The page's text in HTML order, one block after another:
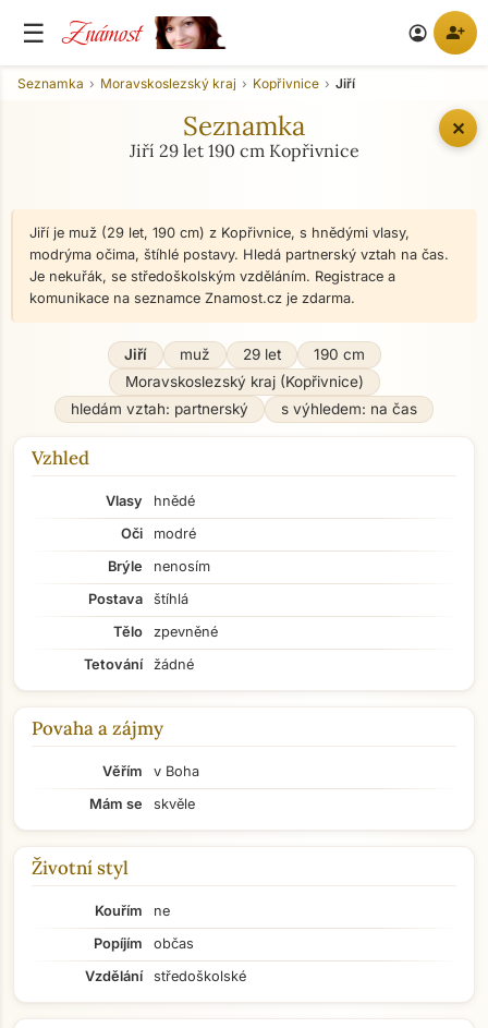
☰ Známost account_circle person_add
✕
Seznamka Moravskoslezský kraj Kopřivnice Jiří
Seznamka
Jiří 29 let 190 cm Kopřivnice
Jiří je muž (29 let, 190 cm) z Kopřivnice, s hnědými vlasy,
modrýma očima, štíhlé postavy. Hledá partnerský vztah na čas.
Je nekuřák, se středoškolským vzděláním. Registrace a
komunikace na seznamce Znamost.cz je zdarma.
Jiří muž 29 let
190 cm
Moravskoslezský kraj (Kopřivnice)
hledám vztah: partnerský
s výhledem: na čas
Vzhled
Vlasy
hnědé
Oči
modré
Brýle
nenosím
Postava
štíhlá
Tělo
zpevněné
Tetování
žádné
Povaha a zájmy
Věřím
v Boha
Mám se
skvěle
Životní styl
Kouřím
ne
Popíjím
občas
Vzdělání
středoškolské